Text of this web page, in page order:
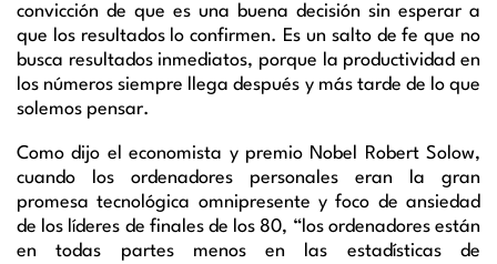
convicción de que es una buena decisión sin esperar a
que los resultados lo confirmen. Es un salto de fe que no
busca resultados inmediatos, porque la productividad en
los números siempre llega después y más tarde de lo que
solemos pensar.
Como dijo el economista y premio Nobel Robert Solow,
cuando los ordenadores personales eran la gran
promesa tecnológica omnipresente y foco de ansiedad
de los líderes de finales de los 80, “los ordenadores están
en todas partes menos en las estadísticas de